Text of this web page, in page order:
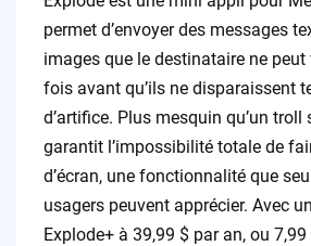
permet d’envoyer des messages
images que le destinataire ne peut
fois avant qu’ils ne disparaissent
d’artifice. Plus mesquin qu’un troll
garantit l’impossibilité totale de
d’écran, une fonctionnalité que
usagers peuvent apprécier. Avec
Explode+ à 39,99 $ par an, ou